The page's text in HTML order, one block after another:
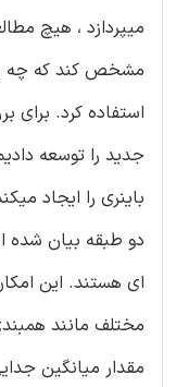
میپردازد ، هیچ
استفاده کرد.
جدید را توسعه
باینری را ایجاد
ای هستند. این
مقدار میانگین